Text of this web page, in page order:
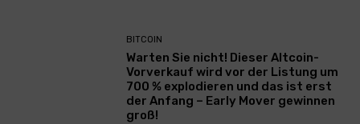
BITCOIN
Warten Sie nicht! Dieser Altcoin-
Vorverkauf wird vor der Listung um
700 % explodieren und das ist erst
der Anfang – Early Mover gewinnen
groß!